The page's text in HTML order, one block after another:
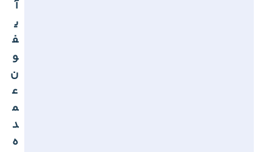
آ
ی
ف
و
ن
ع
م
د
ه